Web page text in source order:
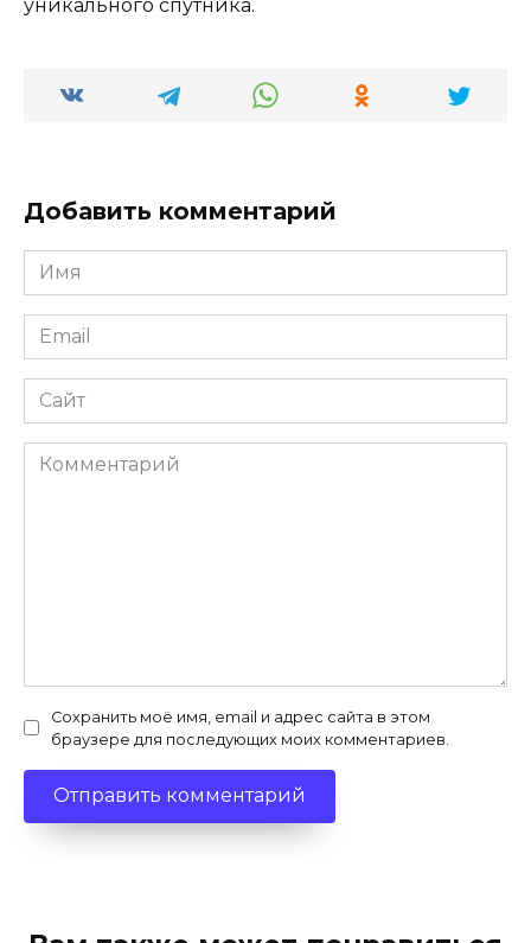
уникального спутника.
Добавить комментарий
Имя
*
Email
*
Сайт
Комментарий
Сохранить моё имя, email и адрес сайта в этом
браузере для последующих моих комментариев.